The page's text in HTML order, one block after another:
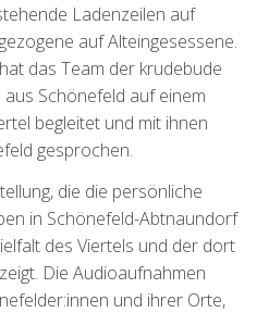
Ladenzeilen auf
auf Alteingesessene.
das Team der krudebude
Schönefeld auf einem
begleitet und mit ihnen
gesprochen.
die die persönliche
in Schönefeld-Abtnaundorf
des Viertels und der dort
Die Audioaufnahmen
und ihrer Orte,